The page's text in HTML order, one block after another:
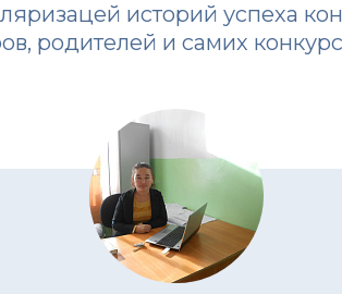
историй успеха
родителей и самих